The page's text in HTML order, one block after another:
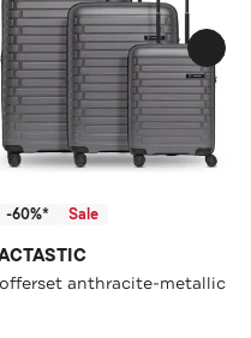
-60%* Sale
anthracite-metallic